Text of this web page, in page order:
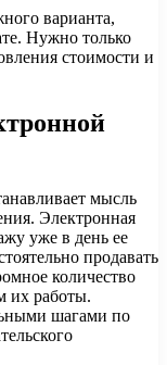
варианта,
Нужно только
стоимости и
мысль
Электронная
уже в день ее
продавать
количество
их работы.
шагами по